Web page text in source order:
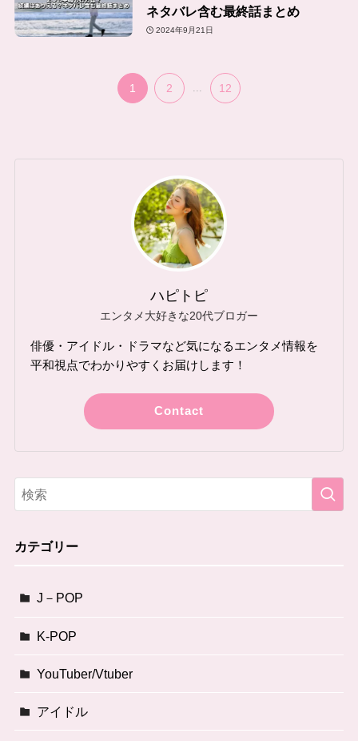
ネタバレ含む最終話まとめ
2024年9月21日
1 2 ... 12
ハピトピ
エンタメ大好きな20代ブロガー
俳優・アイドル・ドラマなど気になるエンタメ情報を
平和視点でわかりやすくお届けします！
Contact
カテゴリー
J－POP
K-POP
YouTuber/Vtuber
アイドル